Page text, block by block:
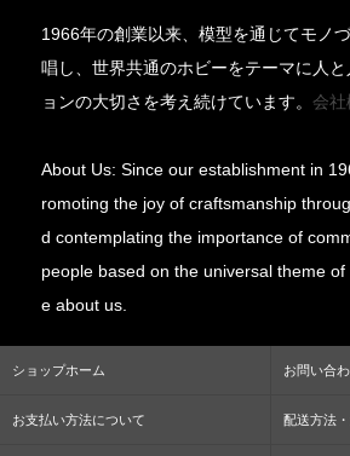
1966年の創業以来、模型を通じてモノ
唱し、世界共通のホビーをテーマに人
ョンの大切さを考え続けています。会社
About Us: Since our establishment in
romoting the joy of craftsmanship
d contemplating the importance of
people based on the universal theme
e about us.
ショップホーム お問い合
お支払い方法について 配送方法